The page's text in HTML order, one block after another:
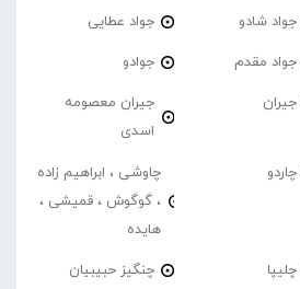
جواد شادو جواد عطایی
جواد مقدم جوادو
جیران
جیران معصومه
اسدی
چاردو
چاوشی ، ابراهیم زاده
، گوگوش ، قمیشی ،
هایده
چلیپا چنگیز حبیبیان